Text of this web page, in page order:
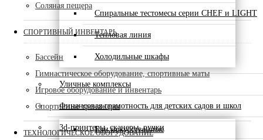
Спиральные тестомесы серии CHEF и LIGHT
Тепловая линия
Холодильные шкафы
Уличные комплексы
Финансовая грамотность для детских садов и школ
3d-принтеры, сканеры, ручки
Ели искусственные
Соляная пещера
СПОРТИВНЫЙ ИНВЕНТАРЬ
Бассейн
Гимнастическое оборудование, спортивные маты
Игровое оборудование и инвентарь
Спортивные тренажеры
ТЕХНОЛОГИЧЕСКОЕ ОБОРУДОВАНИЕ